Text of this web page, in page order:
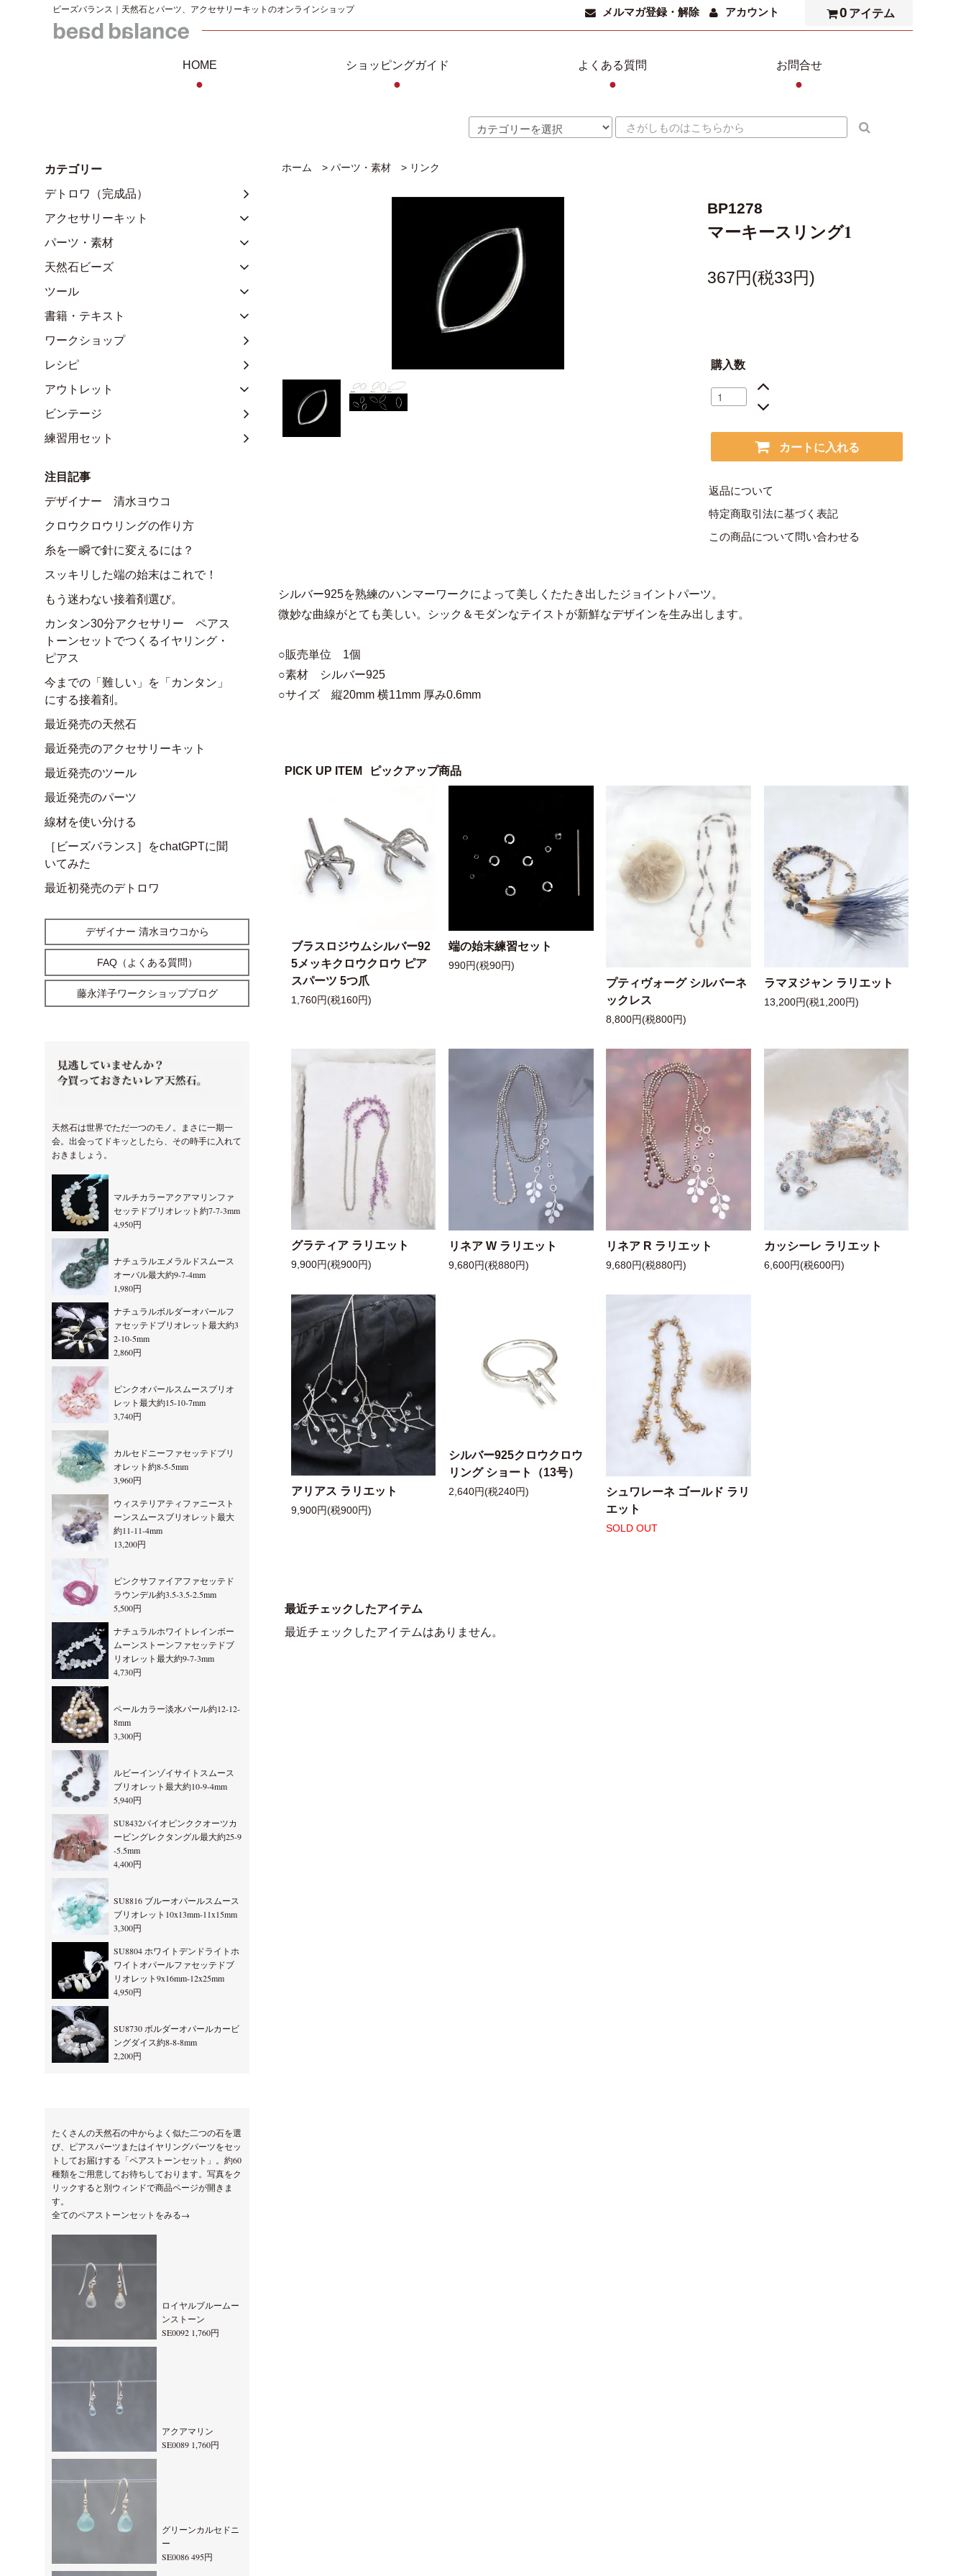
ビーズバランス｜天然石とパーツ、アクセサリーキットのオンラインショップ メルマガ登録・解除 アカウント 0 アイテム
HOME
●
ショッピングガイド
●
よくある質問
●
お問合せ
●
ホーム > パーツ・素材 > リンク
BP1278
マーキースリング1
367円(税33円)
購入数
カートに入れる
返品について
特定商取引法に基づく表記
この商品について問い合わせる
シルバー925を熟練のハンマーワークによって美しくたたき出したジョイントパーツ。
微妙な曲線がとても美しい。シック＆モダンなテイストが新鮮なデザインを生み出します。
○販売単位 1個
○素材 シルバー925
○サイズ 縦20mm 横11mm 厚み0.6mm
PICK UP ITEM ピックアップ商品
ブラスロジウムシルバー92
5メッキクロウクロウ ピア
スパーツ 5つ爪
1,760円(税160円)
端の始末練習セット
990円(税90円)
プティヴォーグ シルバーネ
ックレス
8,800円(税800円)
ラマヌジャン ラリエット
13,200円(税1,200円)
グラティア ラリエット
9,900円(税900円)
リネア W ラリエット
9,680円(税880円)
リネア R ラリエット
9,680円(税880円)
カッシーレ ラリエット
6,600円(税600円)
アリアス ラリエット
9,900円(税900円)
シルバー925クロウクロウ
リング ショート（13号）
2,640円(税240円)
シュワレーネ ゴールド ラリ
エット
SOLD OUT
最近チェックしたアイテム
最近チェックしたアイテムはありません。
カテゴリー
デトロワ（完成品）
アクセサリーキット
パーツ・素材
天然石ビーズ
ツール
書籍・テキスト
ワークショップ
レシピ
アウトレット
ビンテージ
練習用セット
注目記事
デザイナー 清水ヨウコ
クロウクロウリングの作り方
糸を一瞬で針に変えるには？
スッキリした端の始末はこれで！
もう迷わない接着剤選び。
カンタン30分アクセサリー ペアス
トーンセットでつくるイヤリング・
ピアス
今までの「難しい」を「カンタン」
にする接着剤。
最近発売の天然石
最近発売のアクセサリーキット
最近発売のツール
最近発売のパーツ
線材を使い分ける
［ビーズバランス］をchatGPTに聞
いてみた
最近初発売のデトロワ
デザイナー 清水ヨウコから
FAQ（よくある質問）
藤永洋子ワークショップブログ
天然石は世界でただ一つのモノ。まさに一期一
会。出会ってドキッとしたら、その時手に入れて
おきましょう。
マルチカラーアクアマリンファ
セッテドブリオレット約7-7-3mm
4,950円
ナチュラルエメラルドスムース
オーバル最大約9-7-4mm
1,980円
ナチュラルボルダーオパールフ
ァセッテドブリオレット最大約3
2-10-5mm
2,860円
ピンクオパールスムースブリオ
レット最大約15-10-7mm
3,740円
カルセドニーファセッテドブリ
オレット約8-5-5mm
3,960円
ウィステリアティファニースト
ーンスムースブリオレット最大
約11-11-4mm
13,200円
ピンクサファイアファセッテド
ラウンデル約3.5-3.5-2.5mm
5,500円
ナチュラルホワイトレインボー
ムーンストーンファセッテドブ
リオレット最大約9-7-3mm
4,730円
ペールカラー淡水パール約12-12-
8mm
3,300円
ルビーインゾイサイトスムース
ブリオレット最大約10-9-4mm
5,940円
SU8432バイオピンククオーツカ
ービングレクタングル最大約25-9
-5.5mm
4,400円
SU8816 ブルーオパールスムース
ブリオレット10x13mm-11x15mm
3,300円
SU8804 ホワイトデンドライトホ
ワイトオパールファセッテドブ
リオレット9x16mm-12x25mm
4,950円
SU8730 ボルダーオパールカービ
ングダイス約8-8-8mm
2,200円
たくさんの天然石の中からよく似た二つの石を選
び、ピアスパーツまたはイヤリングパーツをセッ
トしてお届けする「ペアストーンセット」。約60
種類をご用意してお待ちしております。写真をク
リックすると別ウィンドで商品ページが開きま
す。
全てのペアストーンセットをみる→
ロイヤルブルームー
ンストーン
SE0092 1,760円
アクアマリン
SE0089 1,760円
グリーンカルセドニ
ー
SE0086 495円